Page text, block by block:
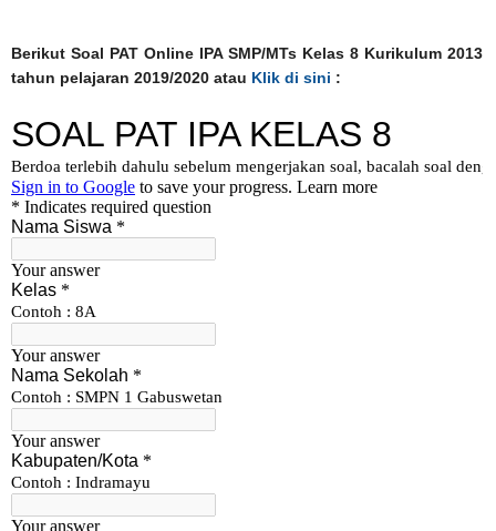
Berikut Soal PAT Online IPA SMP/MTs Kelas 8 Kurikulum 2013
tahun pelajaran 2019/2020 atau Klik di sini :